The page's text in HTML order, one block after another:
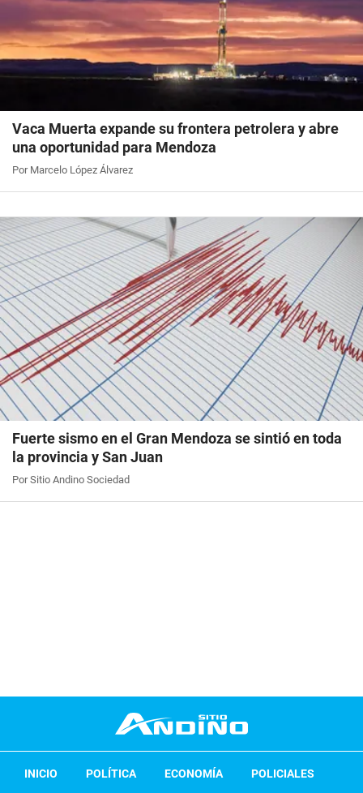
Vaca Muerta expande su frontera petrolera y abre
una oportunidad para Mendoza
Por Marcelo López Álvarez
Fuerte sismo en el Gran Mendoza se sintió en toda
la provincia y San Juan
Por Sitio Andino Sociedad
INICIO POLÍTICA ECONOMÍA
POLICIALES